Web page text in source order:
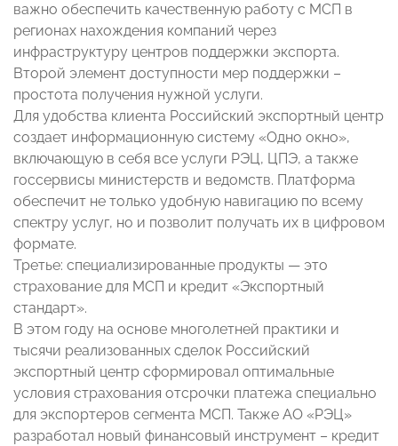
важно обеспечить качественную работу с МСП в
регионах нахождения компаний через
инфраструктуру центров поддержки экспорта.
Второй элемент доступности мер поддержки –
простота получения нужной услуги.
Для удобства клиента Российский экспортный центр
создает информационную систему «Одно окно»,
включающую в себя все услуги РЭЦ, ЦПЭ, а также
госсервисы министерств и ведомств. Платформа
обеспечит не только удобную навигацию по всему
спектру услуг, но и позволит получать их в цифровом
формате.
Третье: специализированные продукты — это
страхование для МСП и кредит «Экспортный
стандарт».
В этом году на основе многолетней практики и
тысячи реализованных сделок Российский
экспортный центр сформировал оптимальные
условия страхования отсрочки платежа специально
для экспортеров сегмента МСП. Также АО «РЭЦ»
разработал новый финансовый инструмент – кредит